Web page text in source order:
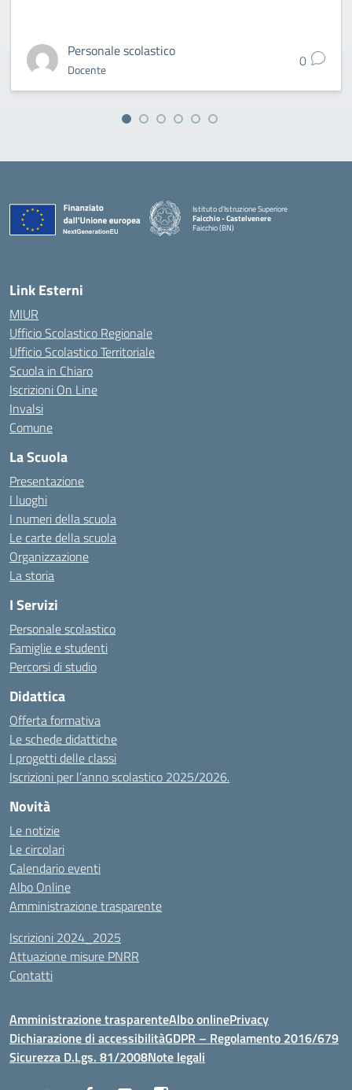
Personale scolastico
Docente 0
Istituto d'Istruzione Superiore
Faicchio - Castelvenere
Faicchio (BN)
Link Esterni
MIUR
Ufficio Scolastico Regionale
Ufficio Scolastico Territoriale
Scuola in Chiaro
Iscrizioni On Line
Invalsi
Comune
La Scuola
Presentazione
I luoghi
I numeri della scuola
Le carte della scuola
Organizzazione
La storia
I Servizi
Personale scolastico
Famiglie e studenti
Percorsi di studio
Didattica
Offerta formativa
Le schede didattiche
I progetti delle classi
Iscrizioni per l’anno scolastico 2025/2026.
Novità
Le notizie
Le circolari
Calendario eventi
Albo Online
Amministrazione trasparente
Iscrizioni 2024_2025
Attuazione misure PNRR
Contatti
Amministrazione trasparenteAlbo onlinePrivacy
Dichiarazione di accessibilitàGDPR – Regolamento 2016/679
Sicurezza D.Lgs. 81/2008Note legali